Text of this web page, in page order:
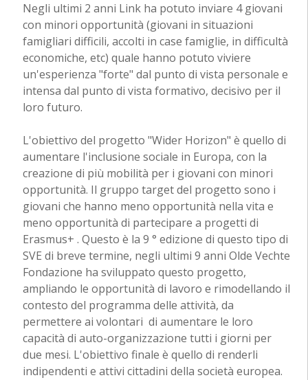
Negli ultimi 2 anni Link ha potuto inviare 4 giovani
con minori opportunità (giovani in situazioni
famigliari difficili, accolti in case famiglie, in difficultà
economiche, etc) quale hanno potuto viviere
un'esperienza "forte" dal punto di vista personale e
intensa dal punto di vista formativo, decisivo per il
loro futuro.
L'obiettivo del progetto "Wider Horizon" è quello di
aumentare l'inclusione sociale in Europa, con la
creazione di più mobilità per i giovani con minori
opportunità. Il gruppo target del progetto sono i
giovani che hanno meno opportunità nella vita e
meno opportunità di partecipare a progetti di
Erasmus+ . Questo è la 9 ° edizione di questo tipo di
SVE di breve termine, negli ultimi 9 anni Olde Vechte
Fondazione ha sviluppato questo progetto,
ampliando le opportunità di lavoro e rimodellando il
contesto del programma delle attività, da
permettere ai volontari di aumentare le loro
capacità di auto-organizzazione tutti i giorni per
due mesi. L'obiettivo finale è quello di renderli
indipendenti e attivi cittadini della società europea.